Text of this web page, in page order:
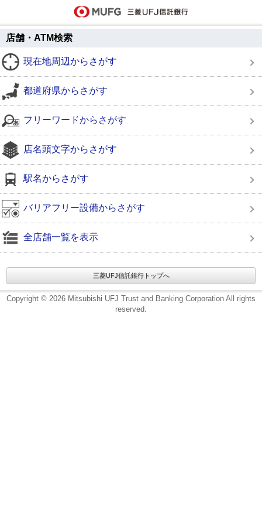
店舗・ATM検索
現在地周辺からさがす
都道府県からさがす
フリーワードからさがす
店名頭文字からさがす
駅名からさがす
バリアフリー設備からさがす
全店舗一覧を表示
三菱UFJ信託銀行トップへ
Copyright © 2026 Mitsubishi UFJ Trust and Banking Corporation All rights
reserved.